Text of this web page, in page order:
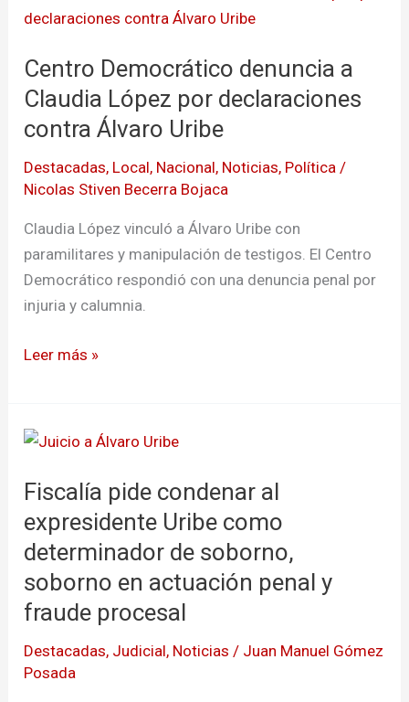
Centro Democrático denuncia a
Claudia López por declaraciones
contra Álvaro Uribe
Destacadas, Local, Nacional, Noticias, Política /
Nicolas Stiven Becerra Bojaca
Claudia López vinculó a Álvaro Uribe con
paramilitares y manipulación de testigos. El Centro
Democrático respondió con una denuncia penal por
injuria y calumnia.
Democrático
a
Claudia
declaraciones
contra
Álvaro
Uribe
Leer más »
Fiscalía pide condenar al
expresidente Uribe como
determinador de soborno,
soborno en actuación penal y
fraude procesal
Destacadas, Judicial, Noticias / Juan Manuel Gómez
Posada
Fiscalía
condenar
al
expresidente
como
determinador
de
soborno,